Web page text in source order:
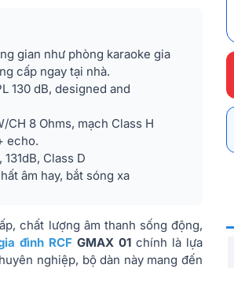
gian như phòng karaoke gia
cấp ngay tại nhà.
130 dB, designed and
8 Ohms, mạch Class H
echo.
Class D
âm hay, bắt sóng xa
chất lượng âm thanh sống động,
đình RCFGMAX 01chính là lựa
nghiệp, bộ dàn này mang đến